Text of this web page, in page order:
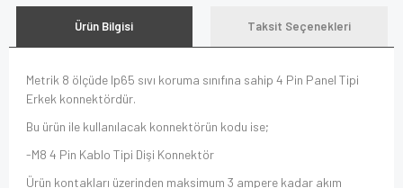
Ürün Bilgisi Taksit Seçenekleri
Metrik 8 ölçüde Ip65 sıvı koruma sınıfına sahip 4 Pin Panel Tipi
Erkek konnektördür.
Bu ürün ile kullanılacak konnektörün kodu ise;
-M8 4 Pin Kablo Tipi Dişi Konnektör
Ürün kontakları üzerinden maksimum 3 ampere kadar akım